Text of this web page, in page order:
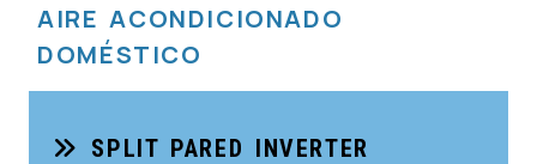
AIRE ACONDICIONADO
DOMÉSTICO
SPLIT PARED INVERTER